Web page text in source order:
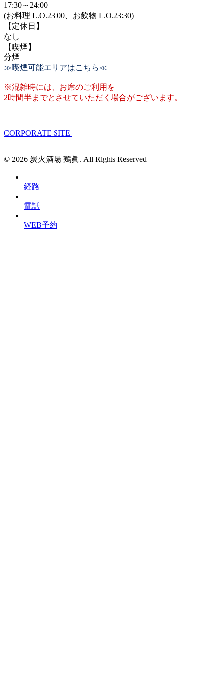
17:30～24:00
(お料理 L.O.23:00、お飲物 L.O.23:30)
【定休日】
なし
【喫煙】
分煙
≫喫煙可能エリアはこちら≪
※混雑時には、お席のご利用を
2時間半までとさせていただく場合がございます。
CORPORATE SITE
© 2026 炭火酒場 鶏眞. All Rights Reserved
経路
電話
WEB予約